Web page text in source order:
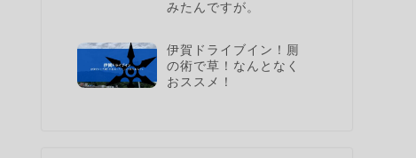
みたんですが。
伊賀ドライブイン！厠
の術で草！なんとなく
おススメ！